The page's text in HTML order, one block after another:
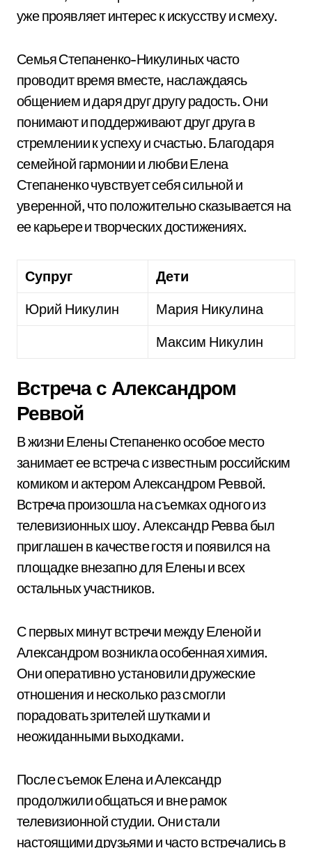
уже проявляет интерес к искусству и смеху.
Семья Степаненко-Никулиных часто
проводит время вместе, наслаждаясь
общением и даря друг другу радость. Они
понимают и поддерживают друг друга в
стремлении к успеху и счастью. Благодаря
семейной гармонии и любви Елена
Степаненко чувствует себя сильной и
уверенной, что положительно сказывается на
ее карьере и творческих достижениях.
Супруг
Дети
Юрий Никулин
Мария Никулина
Максим Никулин
Встреча с Александром
Реввой
В жизни Елены Степаненко особое место
занимает ее встреча с известным российским
комиком и актером Александром Реввой.
Встреча произошла на съемках одного из
телевизионных шоу. Александр Ревва был
приглашен в качестве гостя и появился на
площадке внезапно для Елены и всех
остальных участников.
С первых минут встречи между Еленой и
Александром возникла особенная химия.
Они оперативно установили дружеские
отношения и несколько раз смогли
порадовать зрителей шутками и
неожиданными выходками.
После съемок Елена и Александр
продолжили общаться и вне рамок
телевизионной студии. Они стали
настоящими друзьями и часто встречались в